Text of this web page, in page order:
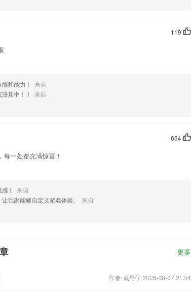
119
和能力！
来自
其中！！
来自
654
一处都充满惊喜！
！
来自
玩家能够自定义游戏体验。
来自
更多
作者: 戴璧学 2026-08-07 21:54